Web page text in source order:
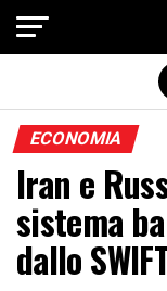
ECONOMIA
Iran e
sistema
dallo